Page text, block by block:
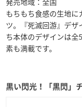
もちもち食感の生地
ツ。『死滅回游』デザ
ち本体のデザインは
素も満載です。
黒い閃光！「黒閃」